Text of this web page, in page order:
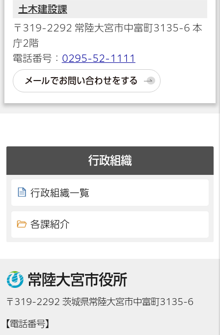
土木建設課
〒319-2292 常陸大宮市中富町3135-6 本
庁2階
電話番号： 0295-52-1111
メールでお問い合わせをする
行政組織
行政組織一覧
各課紹介
常陸大宮市役所
〒319-2292 茨城県常陸大宮市中富町3135-6
【電話番号】